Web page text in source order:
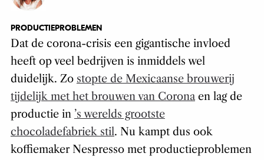
PRODUCTIEPROBLEMEN
Dat de corona-crisis een gigantische invloed
heeft op veel bedrijven is inmiddels wel
duidelijk. Zo stopte de Mexicaanse brouwerij
tijdelijk met het brouwen van Coronaen lag de
productie in ’s werelds grootste
chocoladefabriek stil. Nu kampt dus ook
koffiemaker Nespresso met productieproblemen